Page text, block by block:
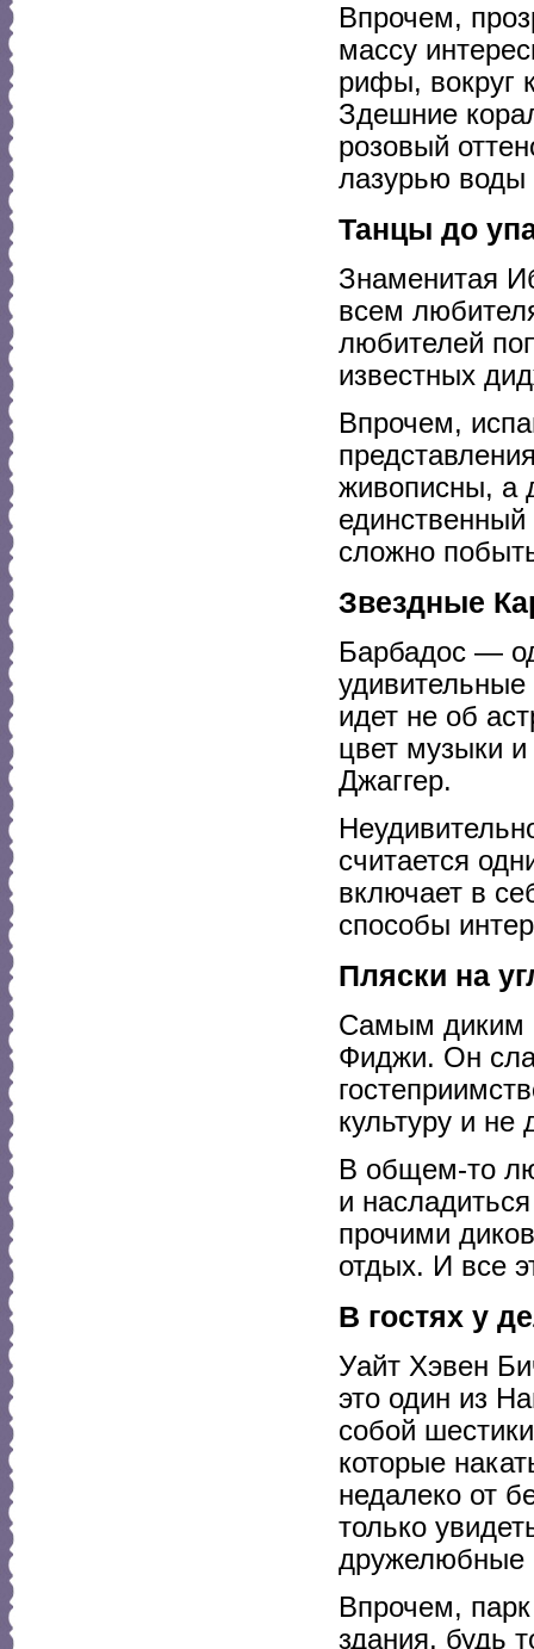
Впрочем,
массу
рифы, вокруг
Здешние
розовый
лазурью воды
Танцы до
Знаменитая
всем
любителей
известных
Впрочем,
живописны, а
единственный
сложно
Звездные
Барбадос —
идет не об
цвет музыки
Джаггер.
считается
включает в
способы
Пляски на
Самым диким
Фиджи. Он
культуру и не
В общем-то
и
прочими
отдых. И все
В гостях у
Уайт Хэвен
это один из
собой
которые
недалеко от
только
дружелюбные
Впрочем,
здания, будь